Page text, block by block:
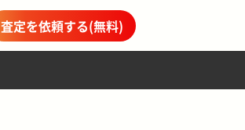
査定を依頼する(無料)